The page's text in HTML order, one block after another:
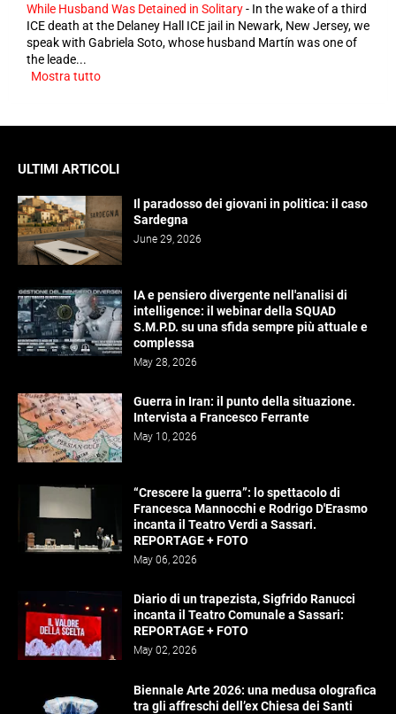
While Husband Was Detained in Solitary- In the wake of a third
ICE death at the Delaney Hall ICE jail in Newark, New Jersey, we
speak with Gabriela Soto, whose husband Martín was one of
the leade...
Mostra tutto
ULTIMI ARTICOLI
Il paradosso dei giovani in politica: il caso
Sardegna
June 29, 2026
IA e pensiero divergente nell'analisi di
intelligence: il webinar della SQUAD
S.M.P.D. su una sfida sempre più attuale e
complessa
May 28, 2026
Guerra in Iran: il punto della situazione.
Intervista a Francesco Ferrante
May 10, 2026
“Crescere la guerra”: lo spettacolo di
Francesca Mannocchi e Rodrigo D'Erasmo
incanta il Teatro Verdi a Sassari.
REPORTAGE + FOTO
May 06, 2026
Diario di un trapezista, Sigfrido Ranucci
incanta il Teatro Comunale a Sassari:
REPORTAGE + FOTO
May 02, 2026
Biennale Arte 2026: una medusa olografica
tra gli affreschi dell’ex Chiesa dei Santi